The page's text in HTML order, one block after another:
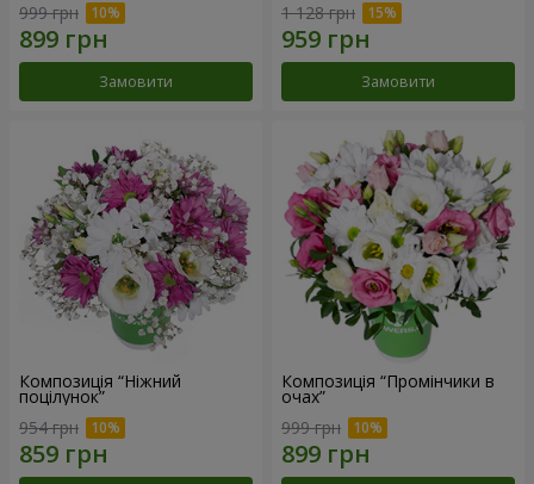
999 грн
Замовити
1 128 грн
Замовити
Композиція “Ніжний
поцілунок”
954 грн
Композиція “Промінчики в
очах”
999 грн